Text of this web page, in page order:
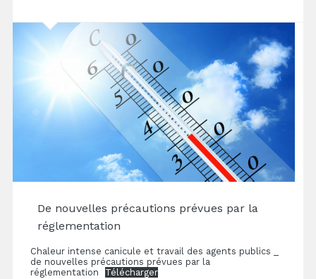
De nouvelles précautions prévues par la
réglementation
Chaleur intense canicule et travail des agents publics _
de nouvelles précautions prévues par la
réglementation
Télécharger